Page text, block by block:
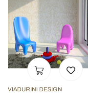
VIADURINI DESIGN